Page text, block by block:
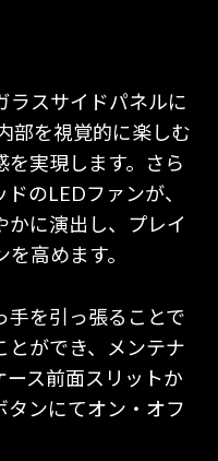
ラスサイドパネルに
部を視覚的に楽しむ
を実現します。さら
のLEDファンが、
かに演出し、プレイ
高めます。
手を引っ張ることで
とができ、メンテナ
ース前面スリットか
タンにてオン・オフ